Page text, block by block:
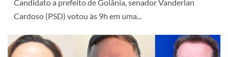
Candidato a prefeito de Goiânia, senador Vanderlan
Cardoso (PSD) votou às 9h em uma...